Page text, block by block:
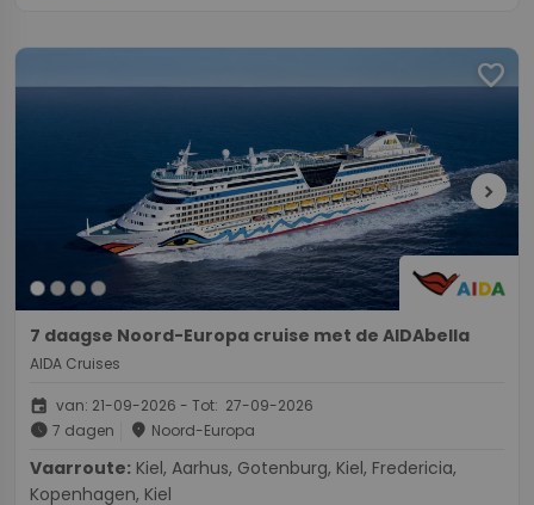
favorite
chevron_right
7 daagse Noord-Europa cruise met de AIDAbella
AIDA Cruises
event van: 21-09-2026 - Tot: 27-09-2026
schedule 7 dagen place Noord-Europa
Vaarroute:
Kopenhagen, Kiel